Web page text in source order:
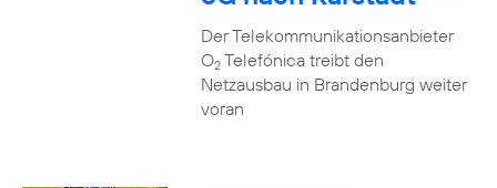
Der Telekommunikationsanbieter
O2Telefónica treibt den
Netzausbau in Brandenburg weiter
voran